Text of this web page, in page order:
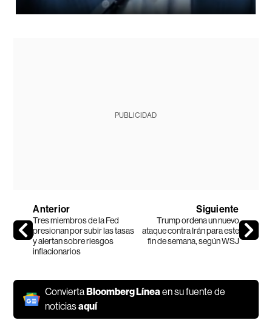
PUBLICIDAD
Anterior
Tres miembros de la Fed
presionan por subir las tasas
y alertan sobre riesgos
inflacionarios
Siguiente
Trump ordena un nuevo
ataque contra Irán para este
fin de semana, según WSJ
ConviertaBloomberg Líneaen su fuente de
noticiasaquí